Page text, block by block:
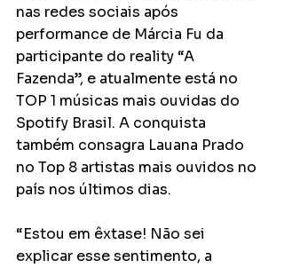
nas redes sociais após
performance de Márcia Fu da
participante do reality “A
Fazenda”, e atualmente está no
TOP 1 músicas mais ouvidas do
Spotify Brasil. A conquista
também consagra Lauana Prado
no Top 8 artistas mais ouvidos no
país nos últimos dias.
“Estou em êxtase! Não sei
explicar esse sentimento, a